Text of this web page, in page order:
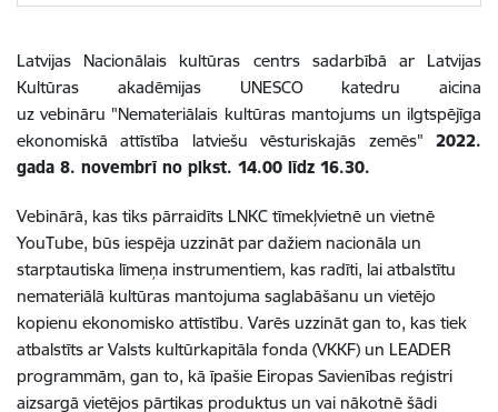
Latvijas Nacionālais kultūras centrs sadarbībā ar Latvijas
Kultūras akadēmijas UNESCO katedru aicina
uzvebināru "Nemateriālais kultūras mantojums un ilgtspējīga
ekonomiskā attīstība latviešu vēsturiskajās zemēs"
2022.
gada 8. novembrī no plkst. 14.00 līdz 16.30.
Vebinārā, kas tiks pārraidīts LNKC tīmekļvietnē un vietnē
YouTube, būs iespēja uzzināt par dažiem nacionāla un
starptautiska līmeņa instrumentiem, kas radīti, lai atbalstītu
nemateriālā kultūras mantojuma saglabāšanu un vietējo
kopienu ekonomisko attīstību. Varēs uzzināt gan to, kas tiek
atbalstīts ar Valsts kultūrkapitāla fonda (VKKF) un LEADER
programmām, gan to, kā īpašie Eiropas Savienības reģistri
aizsargā vietējos pārtikas produktus un vai nākotnē šādi